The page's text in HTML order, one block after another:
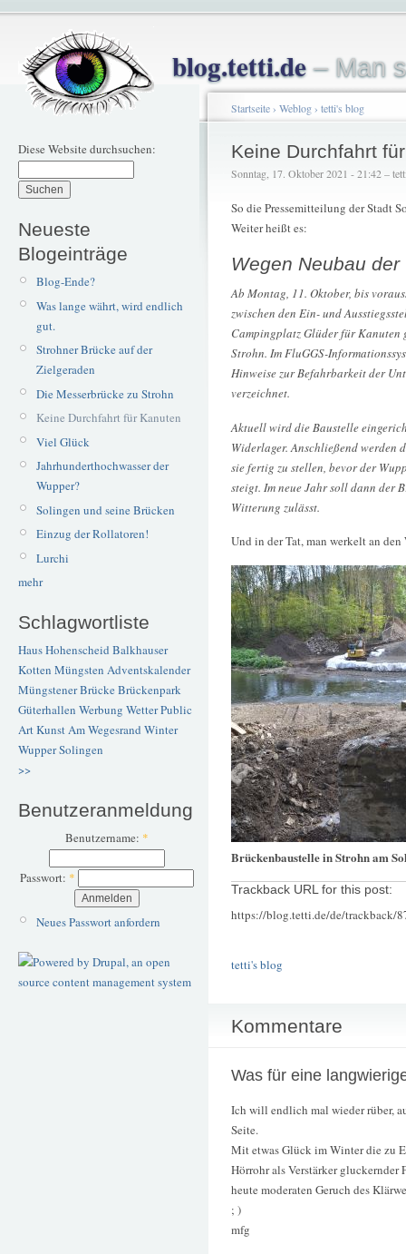
blog.tetti.de– Man
Diese Website durchsuchen:
Neueste
Blogeinträge
Blog-Ende?
Was lange währt, wird endlich
gut.
Strohner Brücke auf der
Zielgeraden
Die Messerbrücke zu Strohn
Keine Durchfahrt für Kanuten
Viel Glück
Jahrhunderthochwasser der
Wupper?
Solingen und seine Brücken
Einzug der Rollatoren!
Lurchi
mehr
Schlagwortliste
Haus Hohenscheid Balkhauser
Kotten Müngsten Adventskalender
Müngstener BrückeBrückenpark
Güterhallen Werbung WetterPublic
ArtKunstAm Wegesrand Winter
WupperSolingen
>>
Benutzeranmeldung
Benutzername: *
Passwort: *
Neues Passwort anfordern
Startseite› Weblog› tetti's blog
Keine Durchfahrt
Sonntag, 17. Oktober 2021 - 21:42 –
So die Pressemitteilung der Stadt
Weiter heißt es:
Wegen Neubau
Ab Montag, 11. Oktober, bis
zwischen den Ein- und
Campingplatz Glüder für Kanuten
Strohn. Im FluGGS-
Hinweise zur Befahrbarkeit der
verzeichnet.
Aktuell wird die Baustelle
Widerlager. Anschließend werden
sie fertig zu stellen, bevor der
steigt. Im neue Jahr soll dann der
Witterung zulässt.
Und in der Tat, man werkelt an
Brückenbaustelle in Strohn am
Trackback URL for this post:
https://blog.tetti.de/de/trackback/
tetti's blog
Kommentare
Was für eine
Ich will endlich mal wieder rüber,
Seite.
Mit etwas Glück im Winter die zu
Hörrohr als Verstärker gluckernder
heute moderaten Geruch des
; )
mfg